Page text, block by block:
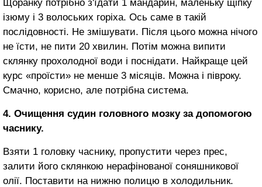
Щоран­ку потрібно з'їдати 1 мандарин, маленьку щіпку
ізюму і 3 во­лоських горіха. Ось саме в такій
послідовності. Не змішувати. Після цього можна нічого
не їсти, не пити 20 хвилин. Потім мож­на випити
склянку прохолодної води і поснідати. Найкраще цей
курс «проїсти» не менше 3 місяців. Можна і півроку.
Смачно, корисно, але потрібна система.
4. Очищення судин голов­ного мозку за допомогою
час­нику.
Взяти 1 головку часнику, пропустити через прес,
залити його склянкою нерафінованої соняшникової
олії. Поставити на нижню полицю в холодиль­ник.